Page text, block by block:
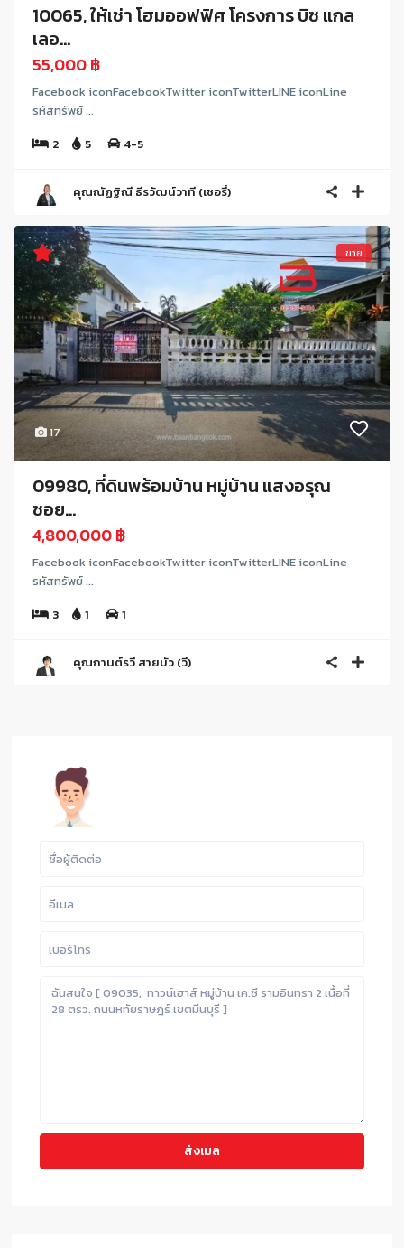
10065, ให้เช่า โฮมออฟฟิศ โครงการ บิซ แกล
เลอ...
55,000 ฿
Facebook iconFacebookTwitter iconTwitterLINE iconLine
รหัสทรัพย์ ...
2
5 4-5
คุณณัฏฐิณี ธีรวัฒน์วาที (เชอรี่)
17
ขาย
09980, ที่ดินพร้อมบ้าน หมู่บ้าน แสงอรุณ
ซอย...
4,800,000 ฿
Facebook iconFacebookTwitter iconTwitterLINE iconLine
รหัสทรัพย์ ...
3
1 1
คุณกานต์รวี สายบัว (วี)